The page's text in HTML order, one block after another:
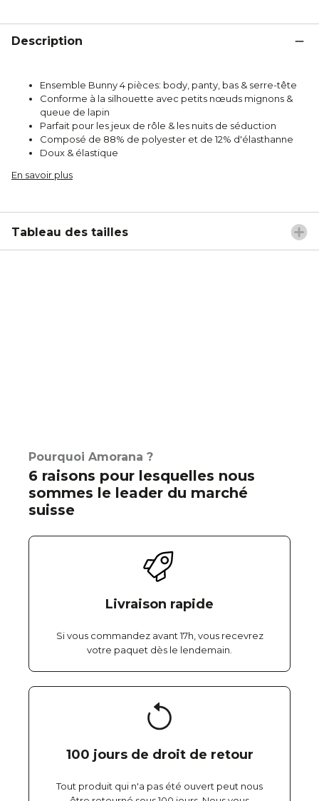
Description
Ensemble Bunny 4 pièces: body, panty, bas & serre-tête
Conforme à la silhouette avec petits nœuds mignons &
queue de lapin
Parfait pour les jeux de rôle & les nuits de séduction
Composé de 88% de polyester et de 12% d'élasthanne
Doux & élastique
En savoir plus
Tableau des tailles
Pourquoi Amorana ?
6 raisons pour lesquelles nous
sommes le leader du marché
suisse
Livraison rapide
Si vous commandez avant 17h, vous recevrez
votre paquet dès le lendemain.
100 jours de droit de retour
Tout produit qui n'a pas été ouvert peut nous